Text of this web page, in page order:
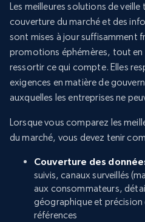
Les meilleures solutions de
couverture du marché et des
sont mises à jour suffisamment
promotions éphémères, tout
ressortir ce qui compte. Elles
exigences en matière de
auxquelles les entreprises ne
Lorsque vous comparez les
du marché, vous devez tenir
Couverture des
suivis, canaux surveillés
aux consommateurs,
géographique et
références